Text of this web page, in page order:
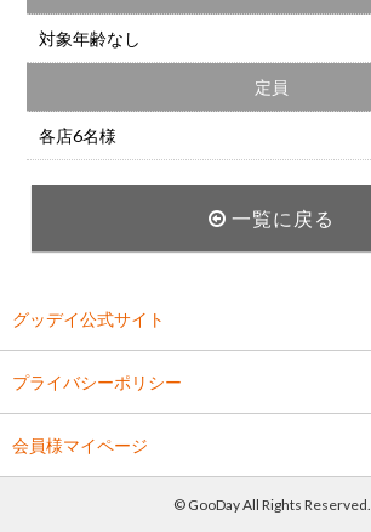
対象年齢なし
定員
各店6名様
一覧に戻る
グッデイ公式サイト
プライバシーポリシー
会員様マイページ
© GooDay All Rights Reserved.